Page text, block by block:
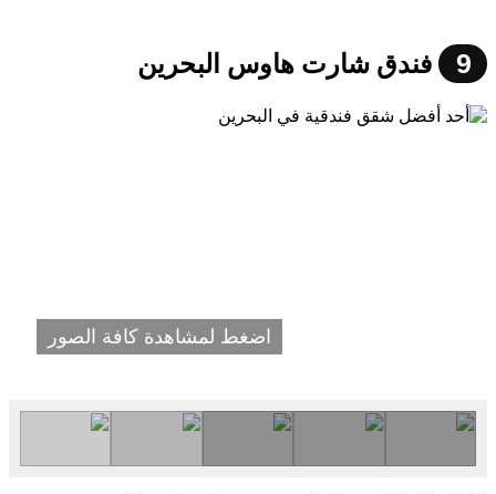
9 فندق شارت هاوس البحرين
اضغط لمشاهدة كافة الصور